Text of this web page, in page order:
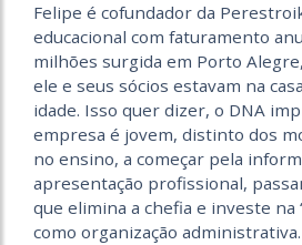
Felipe é cofundador da
educacional com faturamento
milhões surgida em Porto
ele e seus sócios estavam na
idade. Isso quer dizer, o DNA
empresa é jovem, distinto dos
no ensino, a começar pela
apresentação profissional,
que elimina a chefia e investe na
como organização administrativa.